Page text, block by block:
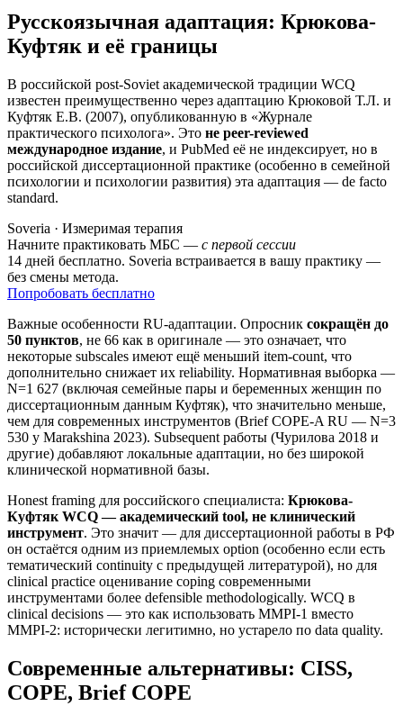
Русскоязычная адаптация: Крюкова-
Куфтяк и её границы
В российской post-Soviet академической традиции WCQ
известен преимущественно через адаптацию Крюковой Т.Л. и
Куфтяк Е.В. (2007), опубликованную в «Журнале
практического психолога». Это не peer-reviewed
международное издание, и PubMed её не индексирует, но в
российской диссертационной практике (особенно в семейной
психологии и психологии развития) эта адаптация — de facto
standard.
Soveria · Измеримая терапия
Начните практиковать МБС — с первой сессии
14 дней бесплатно. Soveria встраивается в вашу практику —
без смены метода.
Попробовать бесплатно
Важные особенности RU-адаптации. Опросник сокращён до
50 пунктов, не 66 как в оригинале — это означает, что
некоторые subscales имеют ещё меньший item-count, что
дополнительно снижает их reliability. Нормативная выборка —
N=1 627 (включая семейные пары и беременных женщин по
диссертационным данным Куфтяк), что значительно меньше,
чем для современных инструментов (Brief COPE-A RU — N=3
530 у Marakshina 2023). Subsequent работы (Чурилова 2018 и
другие) добавляют локальные адаптации, но без широкой
клинической нормативной базы.
Honest framing для российского специалиста: Крюкова-
Куфтяк WCQ — академический tool, не клинический
инструмент. Это значит — для диссертационной работы в РФ
он остаётся одним из приемлемых option (особенно если есть
тематический continuity с предыдущей литературой), но для
clinical practice оценивание coping современными
инструментами более defensible methodologically. WCQ в
clinical decisions — это как использовать MMPI-1 вместо
MMPI-2: исторически легитимно, но устарело по data quality.
Современные альтернативы: CISS,
COPE, Brief COPE